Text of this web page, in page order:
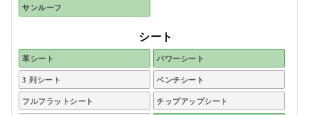
サンルーフ
シート
革シート パワーシート
3 列シート ベンチシート
フルフラットシート チップアップシート